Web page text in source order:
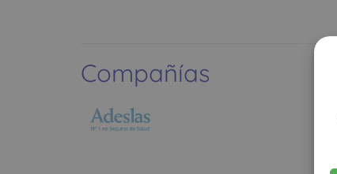
Compañías